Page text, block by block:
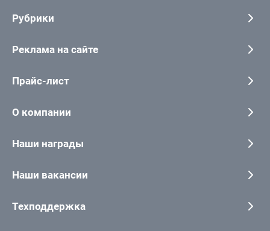
Рубрики
Реклама на сайте
Прайс-лист
О компании
Наши награды
Наши вакансии
Техподдержка